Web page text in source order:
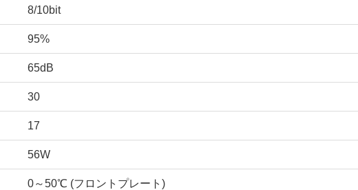
8/10bit
95%
65dB
30
17
56W
0～50℃ (フロントプレート)